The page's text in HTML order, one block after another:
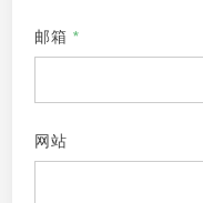
邮箱 *
网站